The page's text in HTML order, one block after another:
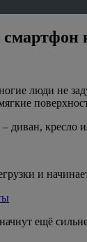
люди не
диван,
и
ещё